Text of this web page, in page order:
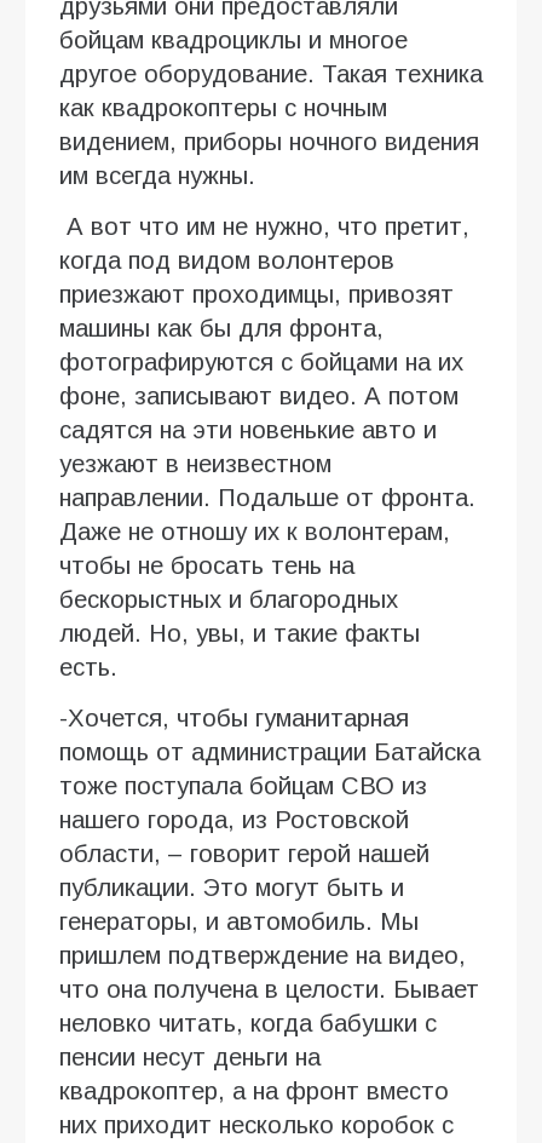
друзьями они предоставляли
бойцам квадроциклы и многое
другое оборудование. Такая техника
как квадрокоптеры с ночным
видением, приборы ночного видения
им всегда нужны.
А вот что им не нужно, что претит,
когда под видом волонтеров
приезжают проходимцы, привозят
машины как бы для фронта,
фотографируются с бойцами на их
фоне, записывают видео. А потом
садятся на эти новенькие авто и
уезжают в неизвестном
направлении. Подальше от фронта.
Даже не отношу их к волонтерам,
чтобы не бросать тень на
бескорыстных и благородных
людей. Но, увы, и такие факты
есть.
-Хочется, чтобы гуманитарная
помощь от администрации Батайска
тоже поступала бойцам СВО из
нашего города, из Ростовской
области, – говорит герой нашей
публикации. Это могут быть и
генераторы, и автомобиль. Мы
пришлем подтверждение на видео,
что она получена в целости. Бывает
неловко читать, когда бабушки с
пенсии несут деньги на
квадрокоптер, а на фронт вместо
них приходит несколько коробок с